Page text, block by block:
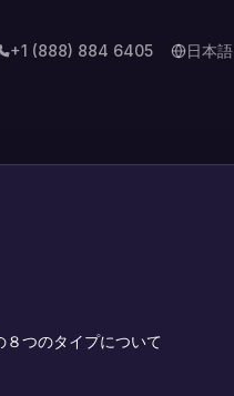
+1 (888) 884 6405 日本語